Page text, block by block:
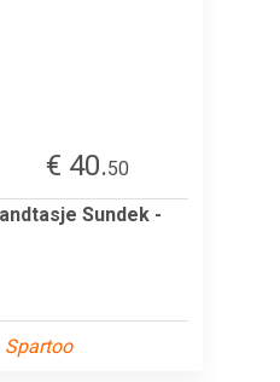
€ 40.50
Sundek -
Spartoo